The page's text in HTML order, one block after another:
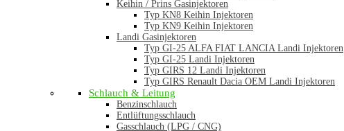
Keihin / Prins Gasinjektoren
Typ KN8 Keihin Injektoren
Typ KN9 Keihin Injektoren
Landi Gasinjektoren
Typ GI-25 ALFA FIAT LANCIA Landi Injektoren
Typ GI-25 Landi Injektoren
Typ GIRS 12 Landi Injektoren
Typ GIRS Renault Dacia OEM Landi Injektoren
Schlauch & Leitung
Benzinschlauch
Entlüftungsschlauch
Gasschlauch (LPG / CNG)